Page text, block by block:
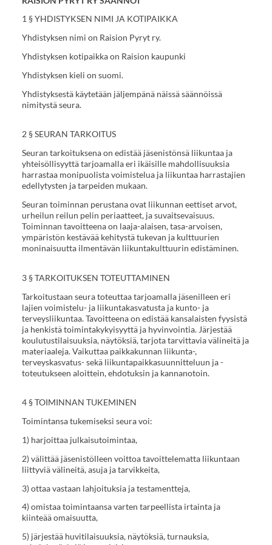
1 § YHDISTYKSEN NIMI JA KOTIPAIKKA
Yhdistyksen nimi on Raision Pyryt ry.
Yhdistyksen kotipaikka on Raision kaupunki
Yhdistyksen kieli on suomi.
Yhdistyksestä käytetään jäljempänä näissä säännöissä
nimitystä seura.
2 § SEURAN TARKOITUS
Seuran tarkoituksena on edistää jäsenistönsä liikuntaa ja
yhteisöllisyyttä tarjoamalla eri ikäisille mahdollisuuksia
harrastaa monipuolista voimistelua ja liikuntaa harrastajien
edellytysten ja tarpeiden mukaan.
Seuran toiminnan perustana ovat liikunnan eettiset arvot,
urheilun reilun pelin periaatteet, ja suvaitsevaisuus.
Toiminnan tavoitteena on laaja-alaisen, tasa-arvoisen,
ympäristön kestävää kehitystä tukevan ja kulttuurien
moninaisuutta ilmentävän liikuntakulttuurin edistäminen.
3 § TARKOITUKSEN TOTEUTTAMINEN
Tarkoitustaan seura toteuttaa tarjoamalla jäsenilleen eri
lajien voimistelu- ja liikuntakasvatusta ja kunto- ja
terveysliikuntaa. Tavoitteena on edistää kansalaisten fyysistä
ja henkistä toimintakykyisyyttä ja hyvinvointia. Järjestää
koulutustilaisuuksia, näytöksiä, tarjota tarvittavia välineitä ja
materiaaleja. Vaikuttaa paikkakunnan liikunta-,
terveyskasvatus- sekä liikuntapaikkasuunnitteluun ja -
toteutukseen aloittein, ehdotuksin ja kannanotoin.
4 § TOIMINNAN TUKEMINEN
Toimintansa tukemiseksi seura voi:
1) harjoittaa julkaisutoimintaa,
2) välittää jäsenistölleen voittoa tavoittelematta liikuntaan
liittyviä välineitä, asuja ja tarvikkeita,
3) ottaa vastaan lahjoituksia ja testamentteja,
4) omistaa toimintaansa varten tarpeellista irtainta ja
kiinteää omaisuutta,
5) järjestää huvitilaisuuksia, näytöksiä, turnauksia,